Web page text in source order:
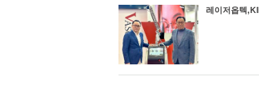
레이저옵텍,